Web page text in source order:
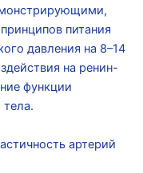
питания
давления на 8–14
на ренин-
функции
артерий